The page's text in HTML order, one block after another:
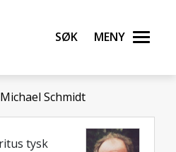
universitet
Søk Meny
Michael Schmidt
tysk